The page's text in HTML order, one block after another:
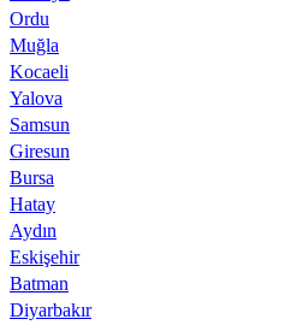
Ordu
Muğla
Kocaeli
Yalova
Samsun
Giresun
Bursa
Hatay
Aydın
Eskişehir
Batman
Diyarbakır